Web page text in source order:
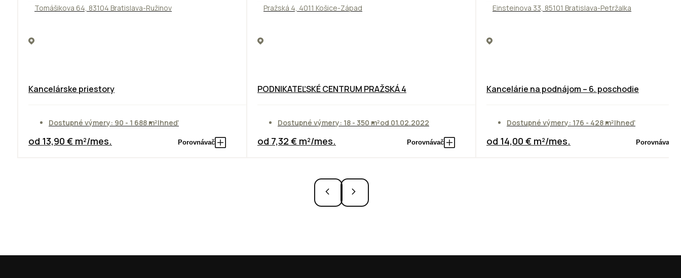
Tomášikova 64, 83104 Bratislava-Ružinov
Kancelárske priestory
Dostupné výmery: 90 - 1 688 m²Ihneď
od 13,90 € m²/mes. Porovnávač
Pražská 4, 4011 Košice-Západ
PODNIKATEĽSKÉ CENTRUM PRAŽSKÁ 4
Dostupné výmery: 18 - 350 m²od 01.02.2022
od 7,32 € m²/mes. Porovnávač
Einsteinova 33, 85101 Bratislava-Petržalka
Kancelárie na podnájom – 6. poschodie
Dostupné výmery: 176 - 428 m²Ihneď
od 14,00 € m²/mes. Porovnávač